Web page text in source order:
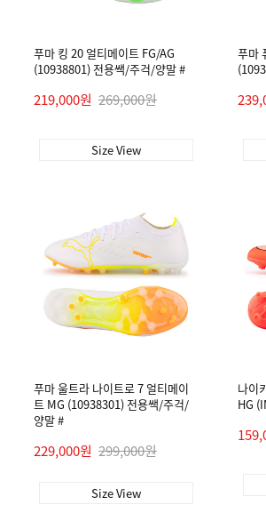
푸마 킹 20 얼티메이트 FG/AG
(10938801) 전용쌕/주걱/양말 #
219,000원 269,000원
Size View
푸마
푸마 울트라 나이트로 7 얼티메이
트 MG (10938301) 전용쌕/주걱/
양말 #
229,000원 299,000원
Size View
나이
HG